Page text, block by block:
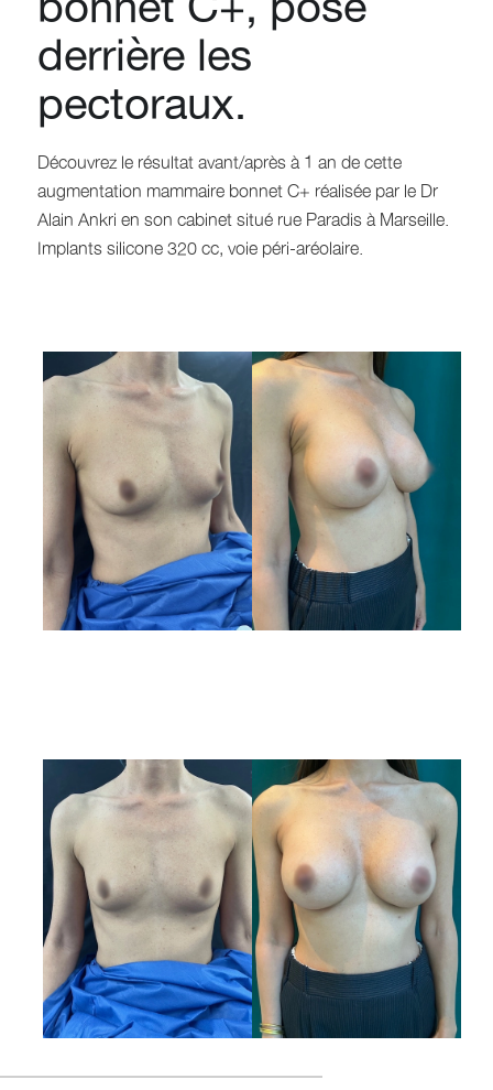
derrière les
pectoraux.
Découvrez le résultat avant/après à 1 an de cette
augmentation mammaire bonnet C+ réalisée par le Dr
Alain Ankri en son cabinet situé rue Paradis à Marseille.
Implants silicone 320 cc, voie péri-aréolaire.